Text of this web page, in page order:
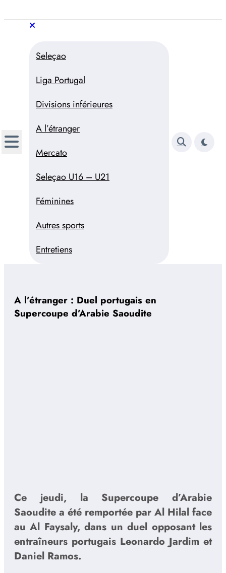
au
Trivela
L'actualité du football portugais
Seleçao
Liga Portugal
Divisions inférieures
A l’étranger
Mercato
Seleçao U16 – U21
Féminines
Autres sports
Entretiens
A l’étranger : Duel portugais en
Supercoupe d’Arabie Saoudite
Ce jeudi, la Supercoupe d’Arabie
Saoudite a été remportée par Al Hilal face
au Al Faysaly, dans un duel opposant les
entraîneurs portugais Leonardo Jardim et
Daniel Ramos.